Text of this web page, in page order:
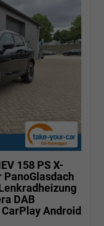
158 PS X-
DAB
Android